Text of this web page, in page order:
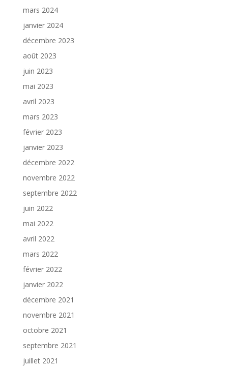
mars 2024
janvier 2024
décembre 2023
août 2023
juin 2023
mai 2023
avril 2023
mars 2023
février 2023
janvier 2023
décembre 2022
novembre 2022
septembre 2022
juin 2022
mai 2022
avril 2022
mars 2022
février 2022
janvier 2022
décembre 2021
novembre 2021
octobre 2021
septembre 2021
juillet 2021